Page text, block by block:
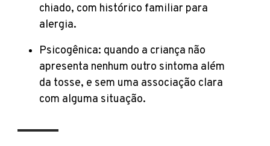
chiado, com histórico familiar para
alergia.
Psicogênica: quando a criança não
apresenta nenhum outro sintoma além
da tosse, e sem uma associação clara
com alguma situação.